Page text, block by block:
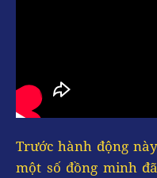
Trước hành động
một số đồng minh